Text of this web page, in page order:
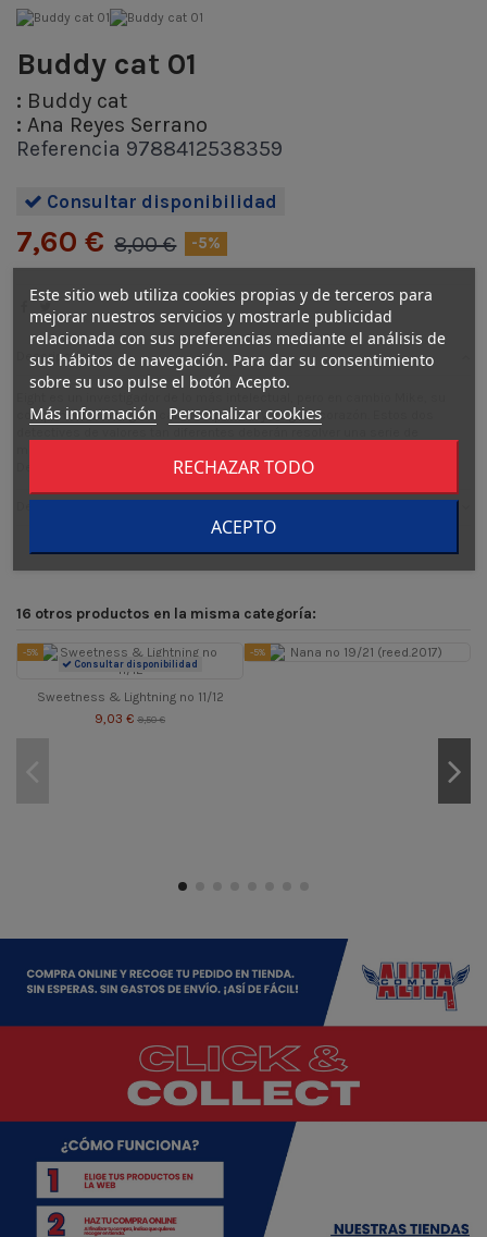
Buddy cat 01
: Buddy cat
: Ana Reyes Serrano
Referencia 9788412538359
Consultar disponibilidad
7,60 € 8,00 € -5%
Descripción
compañero, es un gato calicó impulsivo y de gran corazón. Estos dos
Descubre esta apasionante historia policíaca y de acción gatuna!
16 otros productos en la misma categoría:
-5%
Consultar disponibilidad
Sweetness & Lightning nº 11/12
9,03 € 9,50 €
-5%
Este sitio web utiliza cookies propias y de terceros para
mejorar nuestros servicios y mostrarle publicidad
relacionada con sus preferencias mediante el análisis de
sus hábitos de navegación. Para dar su consentimiento
sobre su uso pulse el botón Acepto.
Más información Personalizar cookies
RECHAZAR TODO
ACEPTO